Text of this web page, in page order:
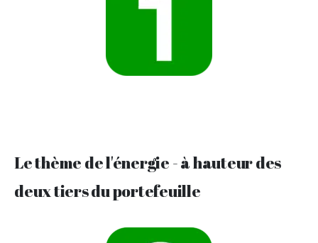
Le thème de l'énergie - à hauteur des
deux tiers du portefeuille